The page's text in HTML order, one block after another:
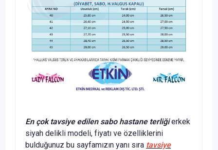
En çok tavsiye edilen sabo hastane terliğierkek
siyah delikli modeli, fiyatı ve özelliklerini
bulduğunuz bu sayfamızın yanı sıra tavsiye